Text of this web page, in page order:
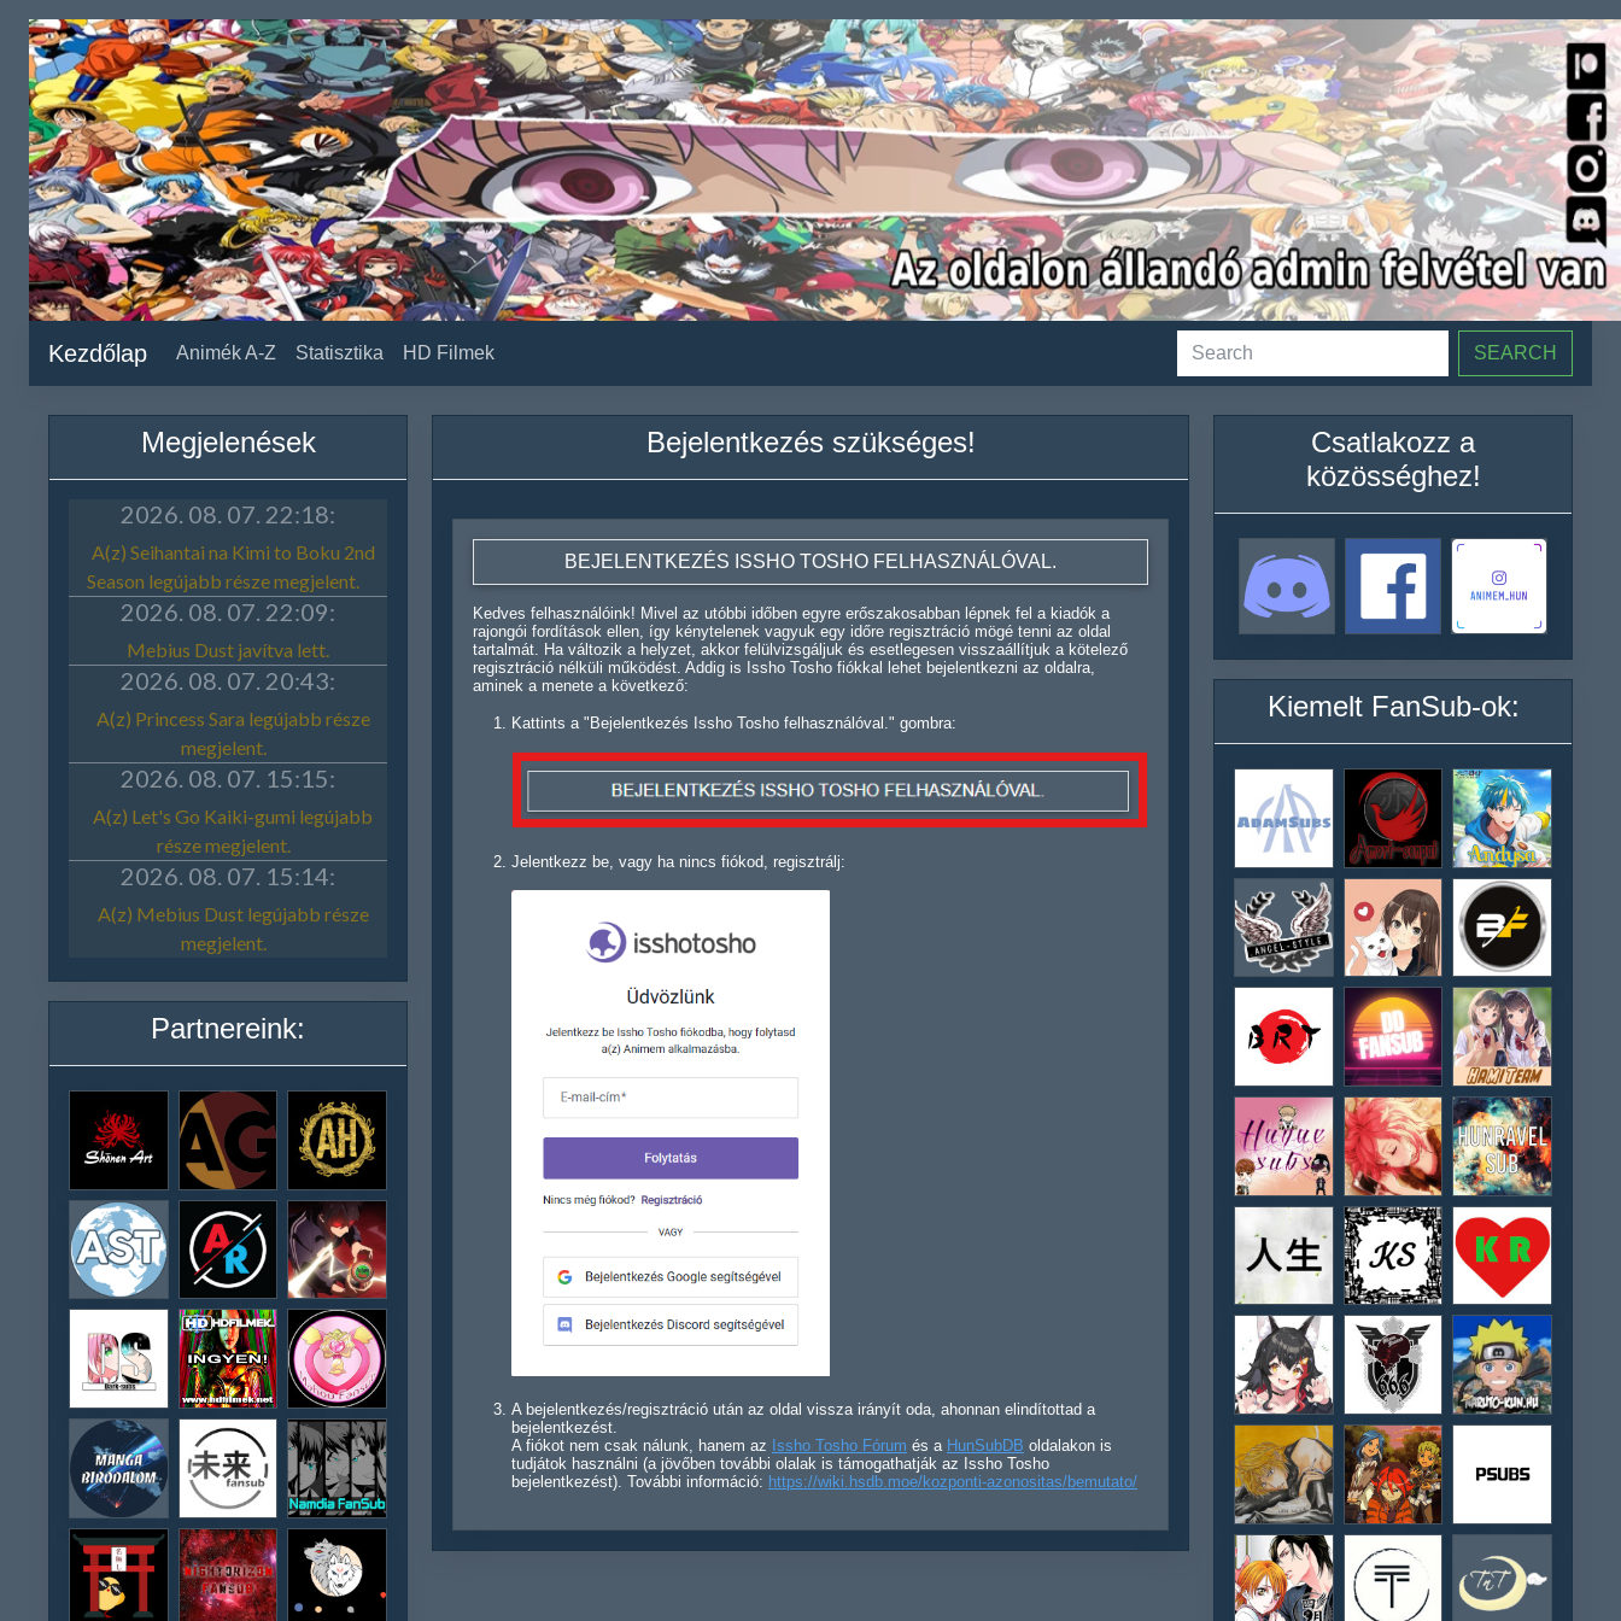
Kezdőlap Animék A-Z Statisztika HD Filmek SEARCH
Megjelenések
Partnereink:
Bejelentkezés szükséges!
BEJELENTKEZÉS ISSHO TOSHO FELHASZNÁLÓVAL.
Kedves felhasználóink! Mivel az utóbbi időben egyre erőszakosabban lépnek fel a kiadók a
rajongói fordítások ellen, így kénytelenek vagyuk egy időre regisztráció mögé tenni az oldal
tartalmát. Ha változik a helyzet, akkor felülvizsgáljuk és esetlegesen visszaállítjuk a kötelező
regisztráció nélküli működést. Addig is Issho Tosho fiókkal lehet bejelentkezni az oldalra,
aminek a menete a következő:
Kattints a "Bejelentkezés Issho Tosho felhasználóval." gombra:
Jelentkezz be, vagy ha nincs fiókod, regisztrálj:
A bejelentkezés/regisztráció után az oldal vissza irányít oda, ahonnan elindítottad a
bejelentkezést.
A fiókot nem csak nálunk, hanem az Issho Tosho Fórum és a HunSubDB oldalakon is
tudjátok használni (a jövőben további olalak is támogathatják az Issho Tosho
bejelentkezést). További információ: https://wiki.hsdb.moe/kozponti-azonositas/bemutato/
Csatlakozz a
közösséghez!
Kiemelt FanSub-ok: